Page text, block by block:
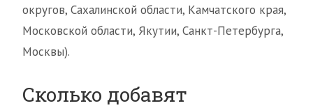
округов, Сахалинской области, Камчатского края,
Московской области, Якутии, Санкт-Петербурга,
Москвы).
Сколько добавят